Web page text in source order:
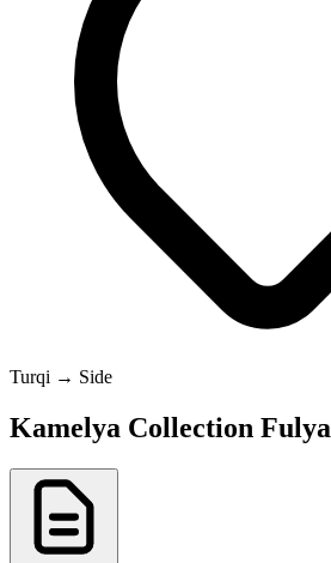
Turqi → Side
Kamelya Collection Fulya